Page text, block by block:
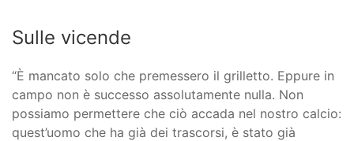
Sulle vicende
“È mancato solo che premessero il grilletto. Eppure in
campo non è successo assolutamente nulla. Non
possiamo permettere che ciò accada nel nostro calcio:
quest’uomo che ha già dei trascorsi, è stato già